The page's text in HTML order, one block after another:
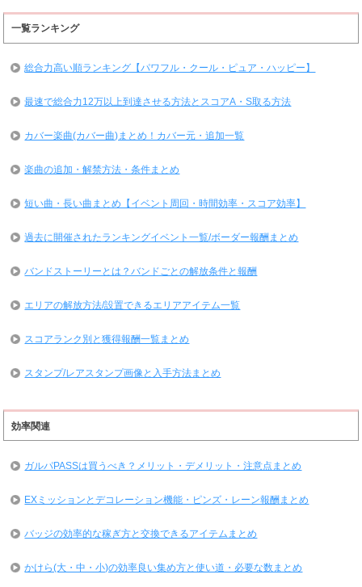
一覧ランキング
総合力高い順ランキング【パワフル・クール・ピュア・ハッピー】
最速で総合力12万以上到達させる方法とスコアA・S取る方法
カバー楽曲(カバー曲)まとめ！カバー元・追加一覧
楽曲の追加・解禁方法・条件まとめ
短い曲・長い曲まとめ【イベント周回・時間効率・スコア効率】
過去に開催されたランキングイベント一覧/ボーダー報酬まとめ
バンドストーリーとは？バンドごとの解放条件と報酬
エリアの解放方法/設置できるエリアアイテム一覧
スコアランク別と獲得報酬一覧まとめ
スタンプ/レアスタンプ画像と入手方法まとめ
効率関連
ガルパPASSは買うべき？メリット・デメリット・注意点まとめ
EXミッションとデコレーション機能・ピンズ・レーン報酬まとめ
バッジの効率的な稼ぎ方と交換できるアイテムまとめ
かけら(大・中・小)の効率良い集め方と使い道・必要な数まとめ